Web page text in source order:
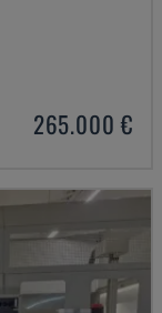
265.000 €